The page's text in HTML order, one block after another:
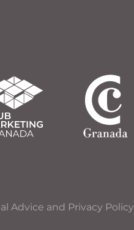
Advice and Privacy Policy